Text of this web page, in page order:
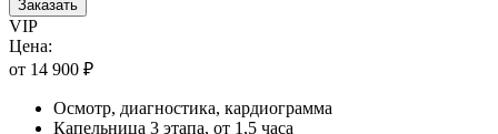
Заказать
VIP
Цена:
от 14 900 ₽
Осмотр, диагностика, кардиограмма
Капельница 3 этапа, от 1,5 часа